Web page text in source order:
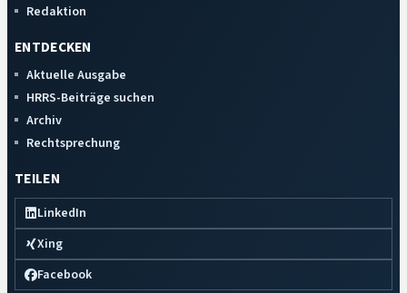
Redaktion
ENTDECKEN
Aktuelle Ausgabe
HRRS-Beiträge suchen
Archiv
Rechtsprechung
TEILEN
LinkedIn
Xing
Facebook